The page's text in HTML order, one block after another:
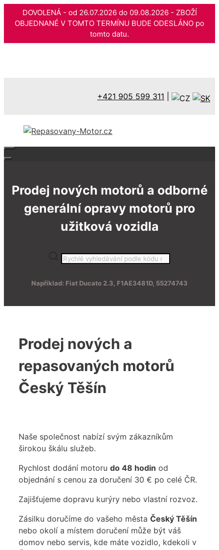
DOVOLENÁ - od 26.07.2026 do 09.08.2026 - ZBOŽÍ
OBJEDNANÉ V TOMTO TERMÍNU BUDE ODESLÁNO po
tomto datu.
+421 905 599 311
Prodej nových motorů a odborné
generální opravy motorů pro
užitková vozidla
Products
Například: Fiat Ducato 2.3, F1AE3481D, 55274743
Prodej nových a
repasovaných motorů
Český Těšín
Naše společnost nabízí svým zákazníkům
širokou škálu služeb.
Rychlost dodání motoru do 48 hodin od
objednání s cenou za doručení 30 € po celé ČR.
Zajišťujeme dopravu kurýry nebo vlastní rozvoz.
Zásilku doručíme do vašeho města Český Těšín
nebo okolí a místem doručení může být váš
domov nebo servis, kde máte vozidlo, kdekoli v